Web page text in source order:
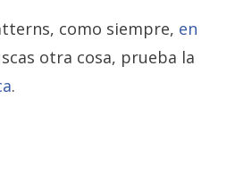
como siempre, en
otra cosa, prueba la
.